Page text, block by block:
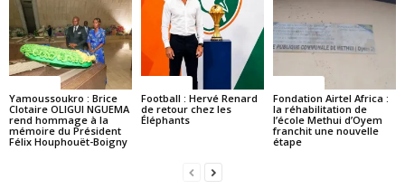
Yamoussoukro : Brice
Clotaire OLIGUI NGUEMA
rend hommage à la
mémoire du Président
Félix Houphouët-Boigny
Football : Hervé Renard
de retour chez les
Éléphants
Fondation Airtel Africa :
la réhabilitation de
l’école Methui d’Oyem
franchit une nouvelle
étape